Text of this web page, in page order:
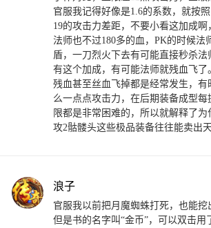
官服我记得好像是1.6的系数，就按
19的攻击力差距，不要小看这加成啊
法师也不过180多的血，PK的时候法
盾，一刀烈火下去有可能直接秒杀法
有这个加成，有可能法师就残血飞了
残血甚至丝血飞掉都是经常发生，有
么一点点攻击力，在后期装备成型每
限都是非常困难的，所以就解释了为
攻2骷髅头这些极品装备往往能卖出天
浪子
官服我以前把月魔蜘蛛打死，也能挖
但是书的名字叫“金币”，可以双击用